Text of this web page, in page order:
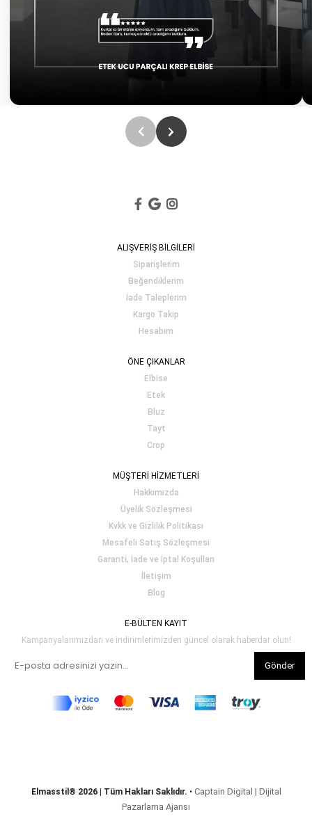
ALIŞVERİŞ BİLGİLERİ
Siparişlerim
Beğendiklerim
İade Taleplerim
Kargo Takip
Hesabım
ÖNE ÇIKANLAR
Elbise
Etek
Bluz
Tayt
Crop
MÜŞTERİ HİZMETLERİ
Hakkımızda
Üyelik Sözleşmesi
Kvkk ve Gizlilik Politikası
Mesafeli Satış Sözleşmesi
Garanti, İade ve İptal Koşulları
İletişim
Blog
E-BÜLTEN KAYIT
Kampanyalarımızdan ve indirimlerimizden güncel olarak haberdar olun!
Gönder
Elmasstil® 2026 | Tüm Hakları Saklıdır. • Captain Digital | Dijital
Pazarlama Ajansı